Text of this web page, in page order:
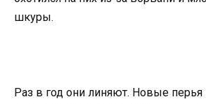
шкуры.
Раз в год они линяют. Новые